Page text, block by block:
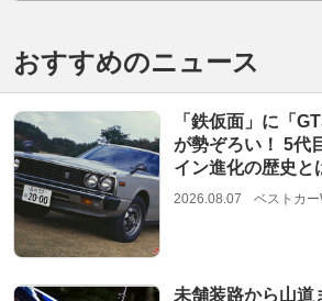
おすすめのニュース
「鉄仮面」に「
が勢ぞろい！ 5代
イン進化の歴史と
2026.08.07 ベストカー
未舗装路から山道